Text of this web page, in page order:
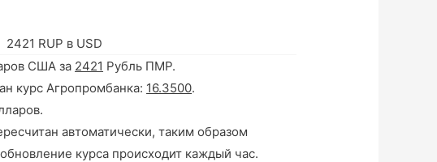
2421 RUP в USD
США за 2421 Рубль ПМР.
курс Агропромбанка: 16.3500.
автоматически, таким образом
курса происходит каждый час.